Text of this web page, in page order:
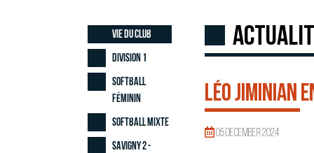
Léo Jiminian
05 December 2024
Vie du club
Division 1
Softball
Féminin
Softball Mixte
Savigny 2 -